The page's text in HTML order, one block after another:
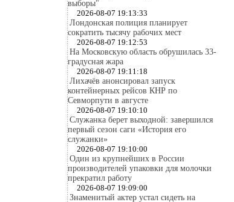
выборы"
2026-08-07 19:13:33
Лондонская полиция планирует
сократить тысячу рабочих мест
2026-08-07 19:12:53
На Московскую область обрушилась 33-
градусная жара
2026-08-07 19:11:18
Лихачёв анонсировал запуск
контейнерных рейсов КНР по
Севморпути в августе
2026-08-07 19:10:10
Служанка берет выходной: завершился
первый сезон саги «История его
служанки»
2026-08-07 19:10:00
Один из крупнейших в России
производителей упаковки для молочки
прекратил работу
2026-08-07 19:09:00
Знаменитый актер устал сидеть на